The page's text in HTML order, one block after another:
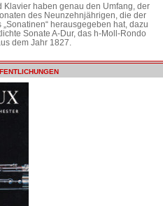
Klavier haben genau den Umfang, der
des Neunzehnjährigen, die der
herausgegeben hat, dazu
Sonate A-Dur, das h-Moll-Rondo
dem Jahr 1827.